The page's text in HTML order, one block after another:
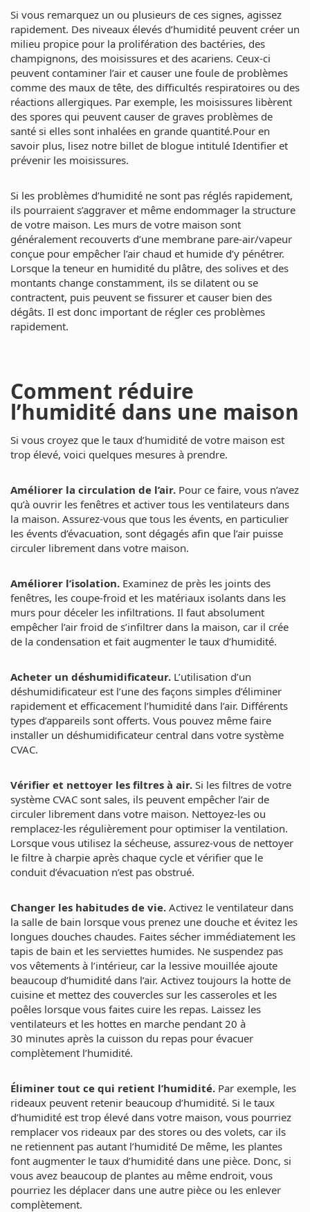
Si vous remarquez un ou plusieurs de ces signes, agissez
rapidement. Des niveaux élevés d’humidité peuvent créer un
milieu propice pour la prolifération des bactéries, des
champignons, des moisissures et des acariens. Ceux-ci
peuvent contaminer l’air et causer une foule de problèmes
comme des maux de tête, des difficultés respiratoires ou des
réactions allergiques. Par exemple, les moisissures libèrent
des spores qui peuvent causer de graves problèmes de
santé si elles sont inhalées en grande quantité.Pour en
savoir plus, lisez notre billet de blogue intitulé Identifier et
prévenir les moisissures.
Si les problèmes d’humidité ne sont pas réglés rapidement,
ils pourraient s’aggraver et même endommager la structure
de votre maison. Les murs de votre maison sont
généralement recouverts d’une membrane pare-air/vapeur
conçue pour empêcher l’air chaud et humide d’y pénétrer.
Lorsque la teneur en humidité du plâtre, des solives et des
montants change constamment, ils se dilatent ou se
contractent, puis peuvent se fissurer et causer bien des
dégâts. Il est donc important de régler ces problèmes
rapidement.
Comment réduire
l’humidité dans une maison
Si vous croyez que le taux d’humidité de votre maison est
trop élevé, voici quelques mesures à prendre.
Améliorer la circulation de l’air. Pour ce faire, vous n’avez
qu’à ouvrir les fenêtres et activer tous les ventilateurs dans
la maison. Assurez-vous que tous les évents, en particulier
les évents d’évacuation, sont dégagés afin que l’air puisse
circuler librement dans votre maison.
Améliorer l’isolation. Examinez de près les joints des
fenêtres, les coupe-froid et les matériaux isolants dans les
murs pour déceler les infiltrations. Il faut absolument
empêcher l’air froid de s’infiltrer dans la maison, car il crée
de la condensation et fait augmenter le taux d’humidité.
Acheter un déshumidificateur. L’utilisation d’un
déshumidificateur est l’une des façons simples d’éliminer
rapidement et efficacement l’humidité dans l’air. Différents
types d’appareils sont offerts. Vous pouvez même faire
installer un déshumidificateur central dans votre système
CVAC.
Vérifier et nettoyer les filtres à air. Si les filtres de votre
système CVAC sont sales, ils peuvent empêcher l’air de
circuler librement dans votre maison. Nettoyez-les ou
remplacez-les régulièrement pour optimiser la ventilation.
Lorsque vous utilisez la sécheuse, assurez-vous de nettoyer
le filtre à charpie après chaque cycle et vérifier que le
conduit d’évacuation n’est pas obstrué.
Changer les habitudes de vie. Activez le ventilateur dans
la salle de bain lorsque vous prenez une douche et évitez les
longues douches chaudes. Faites sécher immédiatement les
tapis de bain et les serviettes humides. Ne suspendez pas
vos vêtements à l’intérieur, car la lessive mouillée ajoute
beaucoup d’humidité dans l’air. Activez toujours la hotte de
cuisine et mettez des couvercles sur les casseroles et les
poêles lorsque vous faites cuire les repas. Laissez les
ventilateurs et les hottes en marche pendant 20 à
30 minutes après la cuisson du repas pour évacuer
complètement l’humidité.
Éliminer tout ce qui retient l’humidité. Par exemple, les
rideaux peuvent retenir beaucoup d’humidité. Si le taux
d’humidité est trop élevé dans votre maison, vous pourriez
remplacer vos rideaux par des stores ou des volets, car ils
ne retiennent pas autant l’humidité De même, les plantes
font augmenter le taux d’humidité dans une pièce. Donc, si
vous avez beaucoup de plantes au même endroit, vous
pourriez les déplacer dans une autre pièce ou les enlever
complètement.